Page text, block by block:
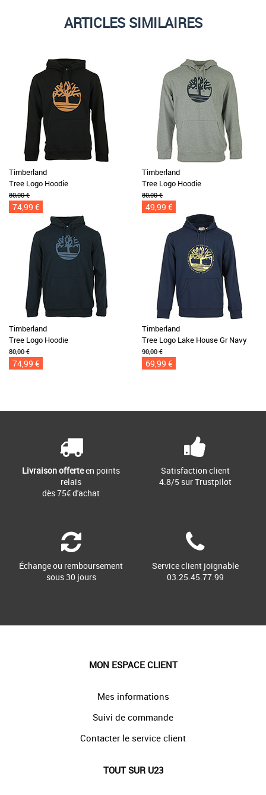
ARTICLES SIMILAIRES
Timberland
Tree Logo Hoodie
80,00 €
74,99 €
Timberland
Tree Logo Hoodie
80,00 €
49,99 €
Timberland
Tree Logo Hoodie
80,00 €
74,99 €
Timberland
Tree Logo Lake House Gr Navy
90,00 €
69,99 €
Livraison offerteen points
relais
dès 75€ d'achat
Satisfaction client
4.8/5 sur Trustpilot
Échange ou remboursement
sous 30 jours
Service client joignable
03.25.45.77.99
MON ESPACE CLIENT
Mes informations
Suivi de commande
Contacter le service client
TOUT SUR U23